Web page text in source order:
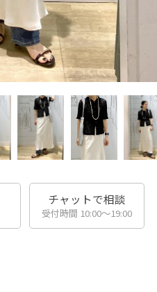
チャットで相談
受付時間 10:00〜19:00